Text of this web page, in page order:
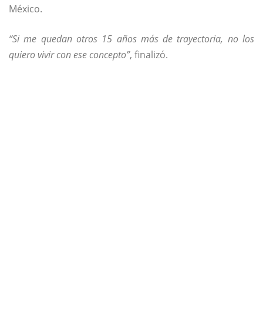
México.
“Si me quedan otros 15 años más de trayectoria, no los
quiero vivir con ese concepto”, finalizó.